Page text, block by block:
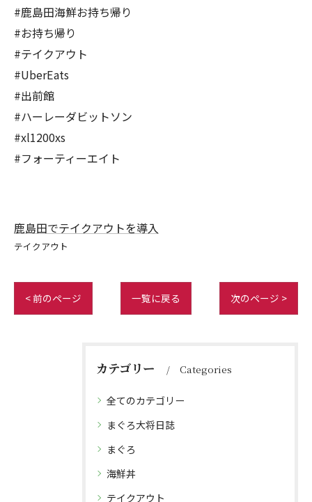
#鹿島田海鮮お持ち帰り
#お持ち帰り
#テイクアウト
#UberEats
#出前館
#ハーレーダビットソン
#xl1200xs
#フォーティーエイト
鹿島田でテイクアウトを導入
テイクアウト
< 前のページ 一覧に戻る 次のページ >
カテゴリー Categories
全てのカテゴリー
まぐろ大将日誌
まぐろ
海鮮丼
テイクアウト